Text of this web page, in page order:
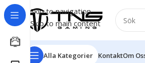
Skip to navigation
Skip to main content
Alla Kategorier KontaktOm